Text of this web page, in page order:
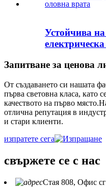
Устойчива
Запитване за ценова
От създаването си нашата
първа световна класа, като
качеството на първо
отлична репутация в
и стари клиенти.
изпратете сега
свържете се с нас
Стая 808, Офис